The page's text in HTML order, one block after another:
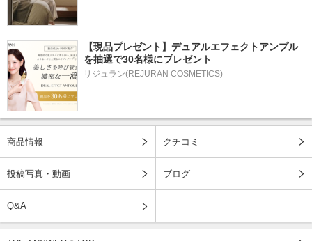
【現品プレゼント】デュアルエフェクトアンプル
を抽選で30名様にプレゼント
リジュラン(REJURAN COSMETICS)
商品情報 クチコミ
投稿写真・動画 ブログ
Q&A